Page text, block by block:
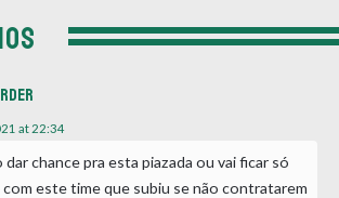
at 22:34
dar chance pra esta piazada ou vai ficar só
este time que subiu se não contratarem